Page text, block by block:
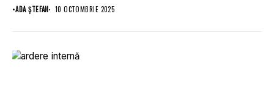
•ADA ȘTEFAN 10 OCTOMBRIE 2025